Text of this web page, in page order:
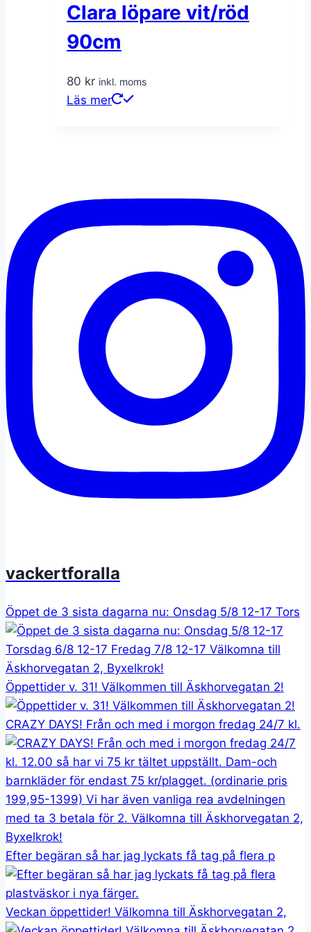
Clara löpare vit/röd
90cm
80 kr inkl. moms
Läs mer
vackertforalla
Öppet de 3 sista dagarna nu: Onsdag 5/8 12-17 Tors
Öppettider v. 31! Välkommen till Äskhorvegatan 2!
CRAZY DAYS! Från och med i morgon fredag 24/7 kl.
Efter begäran så har jag lyckats få tag på flera p
Veckan öppettider! Välkomna till Äskhorvegatan 2,